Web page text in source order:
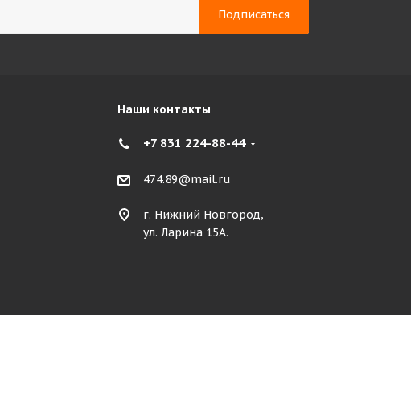
Наши контакты
+7 831 224-88-44
474.89@mail.ru
г. Нижний Новгород,
ул. Ларина 15А.